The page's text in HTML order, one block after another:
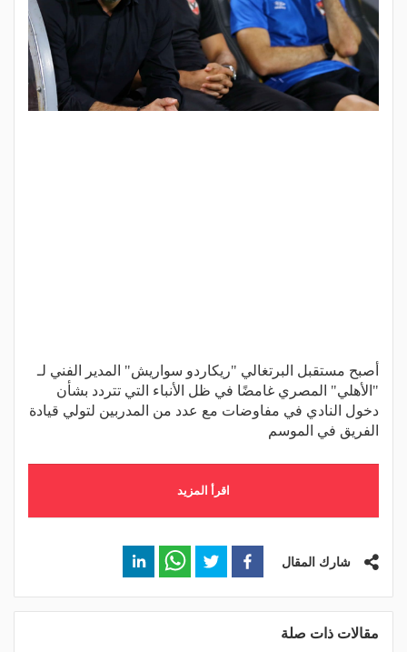
أصبح مستقبل البرتغالي "ريكاردو سواريش" المدير الفني لـ
"الأهلي" المصري غامضًا في ظل الأنباء التي تتردد بشأن
دخول النادي في مفاوضات مع عدد من المدربين لتولي قيادة
الفريق في الموسم
اقرأ المزيد
شارك المقال
مقالات ذات صلة